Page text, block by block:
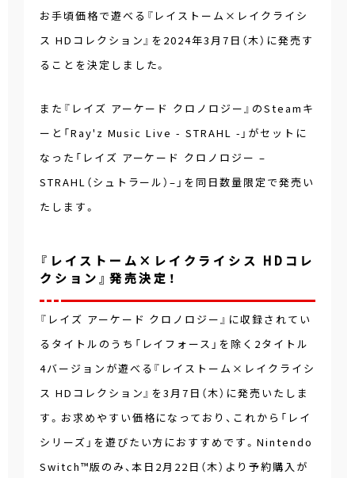
お手頃価格で遊べる『レイストーム×レイクライシ
ス HDコレクション』を2024年3月7日（木）に発売す
ることを決定しました。
また『レイズ アーケード クロノロジー』のSteamキ
ーと「Ray'z Music Live - STRAHL -」がセットに
なった「レイズ アーケード クロノロジー –
STRAHL（シュトラール）–」を同日数量限定で発売い
たします。
『レイストーム×レイクライシス HDコレ
クション』発売決定！
『レイズ アーケード クロノロジー』に収録されてい
るタイトルのうち「レイフォース」を除く2タイトル
4バージョンが遊べる『レイストーム×レイクライシ
ス HDコレクション』を3月7日（木）に発売いたしま
す。お求めやすい価格になっており、これから「レイ
シリーズ」を遊びたい方におすすめです。Nintendo
Switch™版のみ、本日2月22日（木）より予約購入が